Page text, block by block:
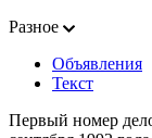
Разное
Объявления
Текст
Первый номер